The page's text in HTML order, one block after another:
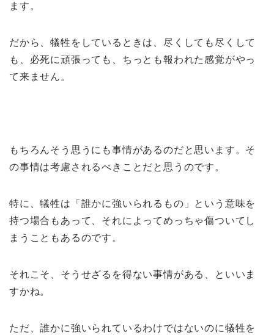
ます。
だから、犠牲をしているときは、尽くしても尽くして
も、必死に頑張っても、ちっとも報われた感覚がやっ
て来ません。
もちろんそう思うにも事情があるのだと思います。そ
の事情は考慮されるべきことだと思うのです。
特に、犠牲は「誰かに強いられるもの」という意味を
持つ場合もあって、それによってめっちゃ傷ついてし
まうこともあるのです。
それこそ、そうせざるを得ない事情がある、といいま
すかね。
ただ、誰かに強いられているわけではないのに犠牲を